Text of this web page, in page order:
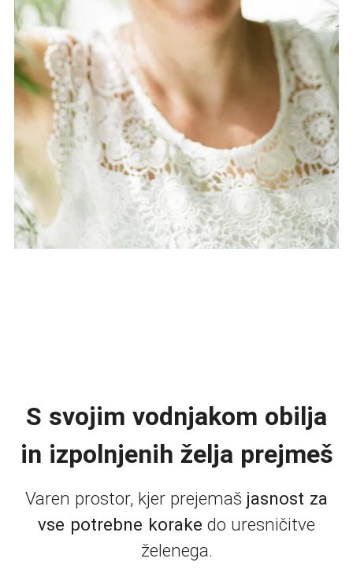
S svojim vodnjakom obilja
in izpolnjenih želja prejmeš
Varen prostor, kjer prejemaš jasnost za
vse potrebne korake do uresničitve
želenega.